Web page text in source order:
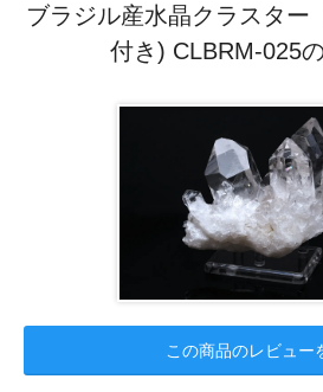
ブラジル産水晶クラスター
付き) CLBRM-025
この商品のレビュー